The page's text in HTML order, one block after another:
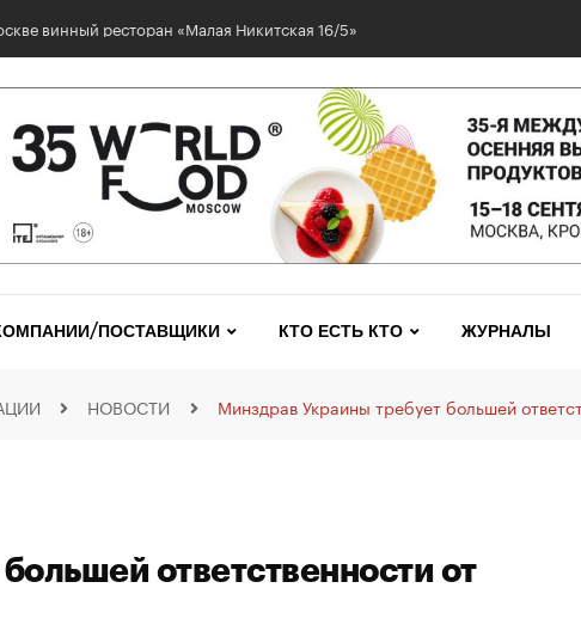
винный ресторан «Малая Никитская 16/5»
ПОСТАВЩИКИ КТО ЕСТЬ КТО ЖУРНАЛЫ
НОВОСТИ Минздрав Украины требует большей
ответственности от